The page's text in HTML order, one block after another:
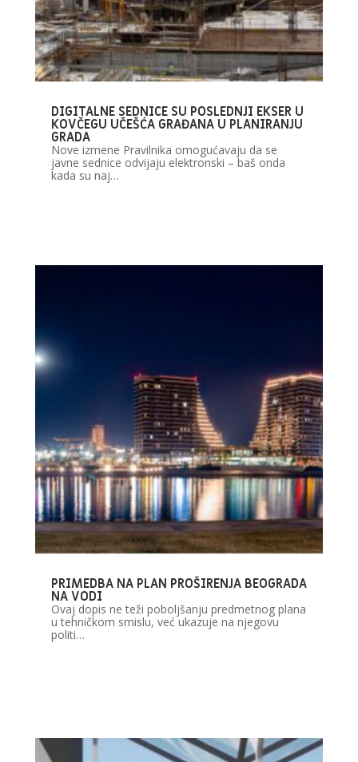
DIGITALNE SEDNICE SU POSLEDNJI EKSER U
KOVČEGU UČEŠĆA GRAĐANA U PLANIRANJU
GRADA
Nove izmene Pravilnika omogućavaju da se
javne sednice odvijaju elektronski – baš onda
kada su naj…
PRIMEDBA NA PLAN PROŠIRENJA BEOGRADA
NA VODI
Ovaj dopis ne teži poboljšanju predmetnog plana
u tehničkom smislu, već ukazuje na njegovu
politi…